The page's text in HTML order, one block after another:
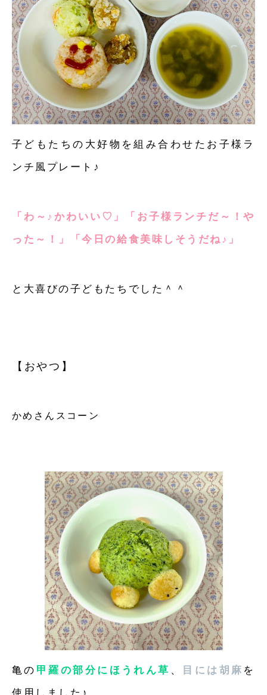
子どもたちの大好物を組み合わせたお子様ラ
ンチ風プレート♪
「わ～♪かわいい♡」「お子様ランチだ～！や
った～！」「今日の給食美味しそうだね♪」
と大喜びの子どもたちでした＾＾
【おやつ】
かめさんスコーン
亀の 甲羅の部分にほうれん草 、 目には胡麻 を
使用しました♪